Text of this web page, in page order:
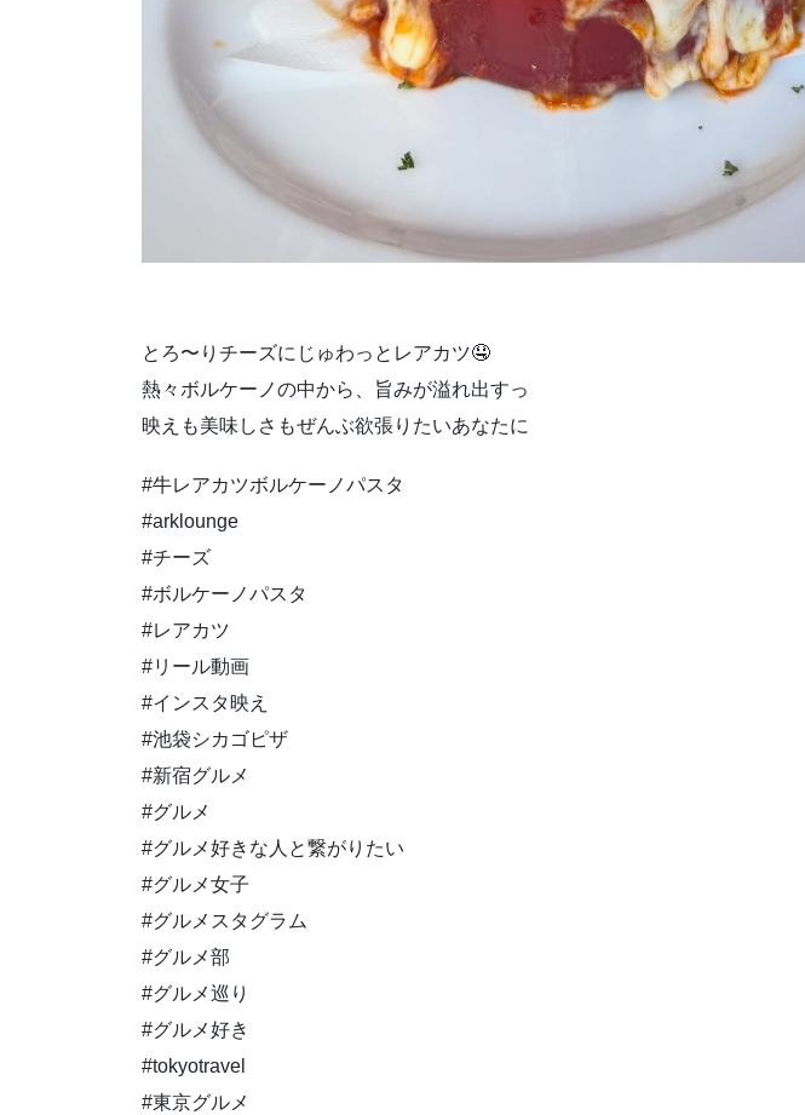
とろ〜りチーズにじゅわっとレアカツ🤤
熱々ボルケーノの中から、旨みが溢れ出すっ
映えも美味しさもぜんぶ欲張りたいあなたに
#牛レアカツボルケーノパスタ
#arklounge
#チーズ
#ボルケーノパスタ
#レアカツ
#リール動画
#インスタ映え
#池袋シカゴピザ
#新宿グルメ
#グルメ
#グルメ好きな人と繋がりたい
#グルメ女子
#グルメスタグラム
#グルメ部
#グルメ巡り
#グルメ好き
#tokyotravel
#東京グルメ